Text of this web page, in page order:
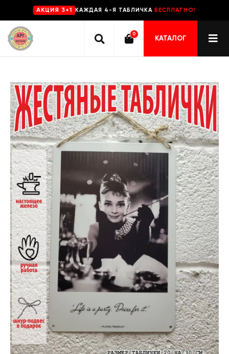
AKЦИЯ 3+1 КАЖДАЯ 4-Я ТАБЛИЧКА БЕСПЛАТНО!
0
КАТАЛОГ